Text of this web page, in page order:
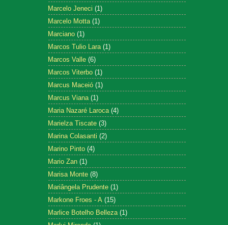
Marcelo Jeneci (1)
Marcelo Motta (1)
Marciano (1)
Marcos Tulio Lara (1)
Marcos Valle (6)
Marcos Viterbo (1)
Marcus Maceió (1)
Marcus Viana (1)
Maria Nazaré Laroca (4)
Marielza Tiscate (3)
Marina Colasanti (2)
Marino Pinto (4)
Mario Zan (1)
Marisa Monte (8)
Mariângela Prudente (1)
Markone Froes - A (15)
Marlice Botelho Belleza (1)